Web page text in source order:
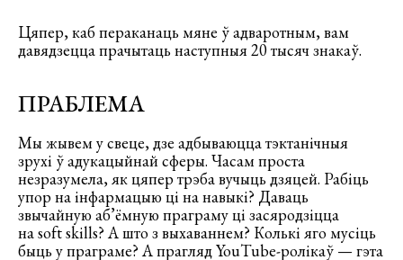
Цяпер, каб пераканаць мяне ў адваротным, вам
давядзецца прачытаць наступныя 20 тысяч знакаў.
ПРАБЛЕМА
Мы жывем у свеце, дзе адбываюцца тэктанічныя
зрухі ў адукацыйнай сферы. Часам проста
незразумела, як цяпер трэба вучыць дзяцей. Рабіць
упор на інфармацыю ці на навыкі? Даваць
звычайную аб’ёмную праграму ці засяродзіцца
на soft skills? А што з выхаваннем? Колькі яго мусіць
быць у праграме? А прагляд YouTube-ролікаў — гэта